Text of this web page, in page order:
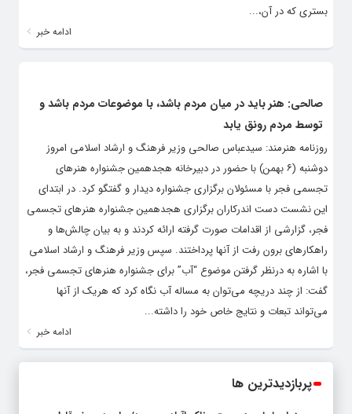
بستری که در آن،...
ادامه خبر
صالحی: هنر باید در میان مردم باشد، با موضوعات مردم باشد و
توسط مردم رونق یابد
روزنامه هنرمند: سیدعباس صالحی وزیر فرهنگ و ارشاد اسلامی امروز
دوشنبه (۶ بهمن) با حضور در دبیرخانه هجدهمین جشنواره هنرهای
تجسمی فجر با مسئولان برگزاری جشنواره دیدار و گفتگو کرد. در ابتدای
این نشست دست اندرکاران برگزاری هجدهمین جشنواره هنرهای تجسمی
فجر، گزارشی از اقدامات صورت گرفته ارائه کردند و به بیان چالش‌ها و
راهکارهای برون رفت از آنها پرداختند. سپس وزیر فرهنگ و ارشاد اسلامی
با اشاره به درنظر گرفتن موضوع “آب” برای جشنواره هنرهای تجسمی فجر،
گفت: از چند دریچه می‌توان به مساله آب نگاه کرد که هریک از آنها
می‌تواند تبعات و نتایج خاص خود را داشته...
ادامه خبر
پربازدیدترین ها